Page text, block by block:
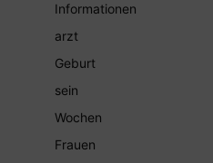
Informationen
arzt
Geburt
sein
Wochen
Frauen